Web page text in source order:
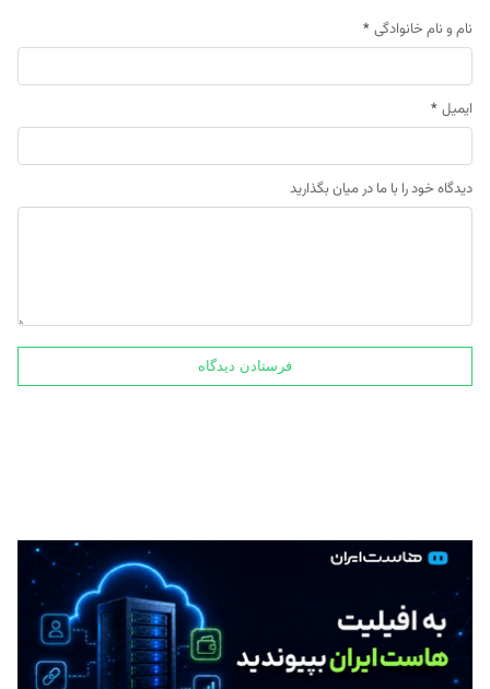
نام و نام خانوادگی *
ایمیل *
دیدگاه خود را با ما در میان بگذارید